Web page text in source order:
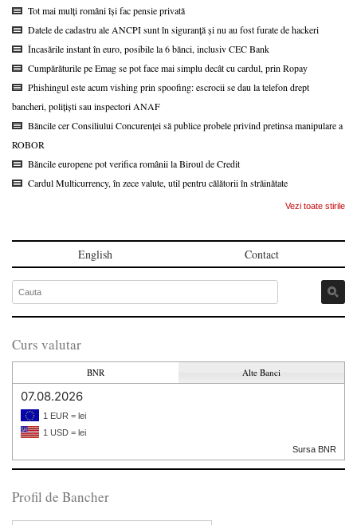
Tot mai mulți români își fac pensie privată
Datele de cadastru ale ANCPI sunt în siguranță și nu au fost furate de hackeri
Încasările instant în euro, posibile la 6 bănci, inclusiv CEC Bank
Cumpărăturile pe Emag se pot face mai simplu decât cu cardul, prin Ropay
Phishingul este acum vishing prin spoofing: escrocii se dau la telefon drept
bancheri, polițiști sau inspectori ANAF
Băncile cer Consiliului Concurenței să publice probele privind pretinsa manipulare a
ROBOR
Băncile europene pot verifica românii la Biroul de Credit
Cardul Multicurrency, în zece valute, util pentru călătorii în străinătate
Vezi toate stirile
English Contact
Curs valutar
BNR Alte Banci
07.08.2026
1 EUR = lei
1 USD = lei
Sursa BNR
Profil de Bancher